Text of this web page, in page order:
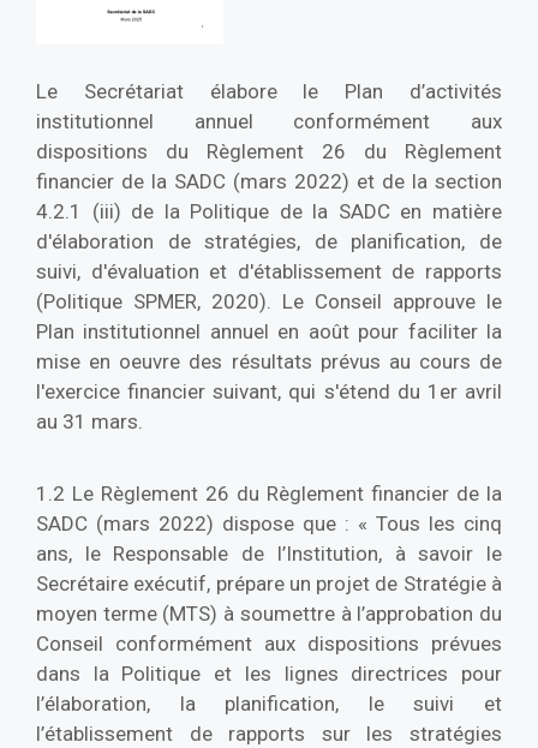
Le Secrétariat élabore le Plan d’activités
institutionnel annuel conformément aux
dispositions du Règlement 26 du Règlement
financier de la SADC (mars 2022) et de la section
4.2.1 (iii) de la Politique de la SADC en matière
d'élaboration de stratégies, de planification, de
suivi, d'évaluation et d'établissement de rapports
(Politique SPMER, 2020). Le Conseil approuve le
Plan institutionnel annuel en août pour faciliter la
mise en oeuvre des résultats prévus au cours de
l'exercice financier suivant, qui s'étend du 1er avril
au 31 mars.
1.2 Le Règlement 26 du Règlement financier de la
SADC (mars 2022) dispose que : « Tous les cinq
ans, le Responsable de l’Institution, à savoir le
Secrétaire exécutif, prépare un projet de Stratégie à
moyen terme (MTS) à soumettre à l’approbation du
Conseil conformément aux dispositions prévues
dans la Politique et les lignes directrices pour
l’élaboration, la planification, le suivi et
l’établissement de rapports sur les stratégies